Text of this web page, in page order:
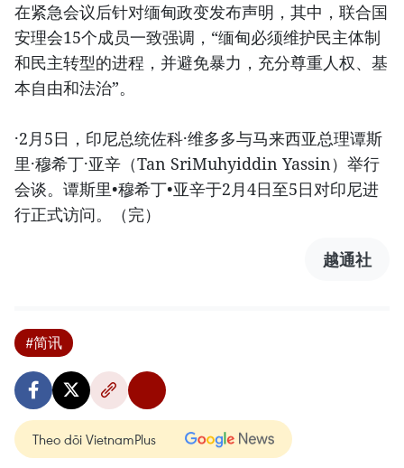
在紧急会议后针对缅甸政变发布声明，其中，联合国
安理会15个成员一致强调，“缅甸必须维护民主体制
和民主转型的进程，并避免暴力，充分尊重人权、基
本自由和法治”。
·2月5日，印尼总统佐科·维多多与马来西亚总理谭斯
里·穆希丁·亚辛（Tan SriMuhyiddin Yassin）举行
会谈。谭斯里•穆希丁•亚辛于2月4日至5日对印尼进
行正式访问。（完）
越通社
#简讯
Theo dõi VietnamPlus